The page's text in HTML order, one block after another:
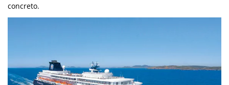
concreto.